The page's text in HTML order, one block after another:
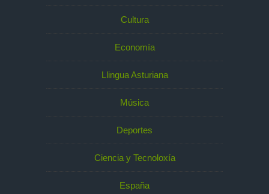
Cultura
Economía
Llingua Asturiana
Música
Deportes
Ciencia y Tecnoloxía
España